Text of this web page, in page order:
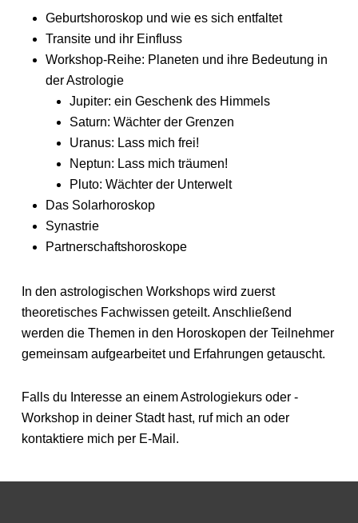
Geburtshoroskop und wie es sich entfaltet
Transite und ihr Einfluss
Workshop-Reihe: Planeten und ihre Bedeutung in
der Astrologie
Jupiter: ein Geschenk des Himmels
Saturn: Wächter der Grenzen
Uranus: Lass mich frei!
Neptun: Lass mich träumen!
Pluto: Wächter der Unterwelt
Das Solarhoroskop
Synastrie
Partnerschaftshoroskope
In den astrologischen Workshops wird zuerst
theoretisches Fachwissen geteilt. Anschließend
werden die Themen in den Horoskopen der Teilnehmer
gemeinsam aufgearbeitet und Erfahrungen getauscht.
Falls du Interesse an einem Astrologiekurs oder -
Workshop in deiner Stadt hast, ruf mich an oder
kontaktiere mich per E-Mail.